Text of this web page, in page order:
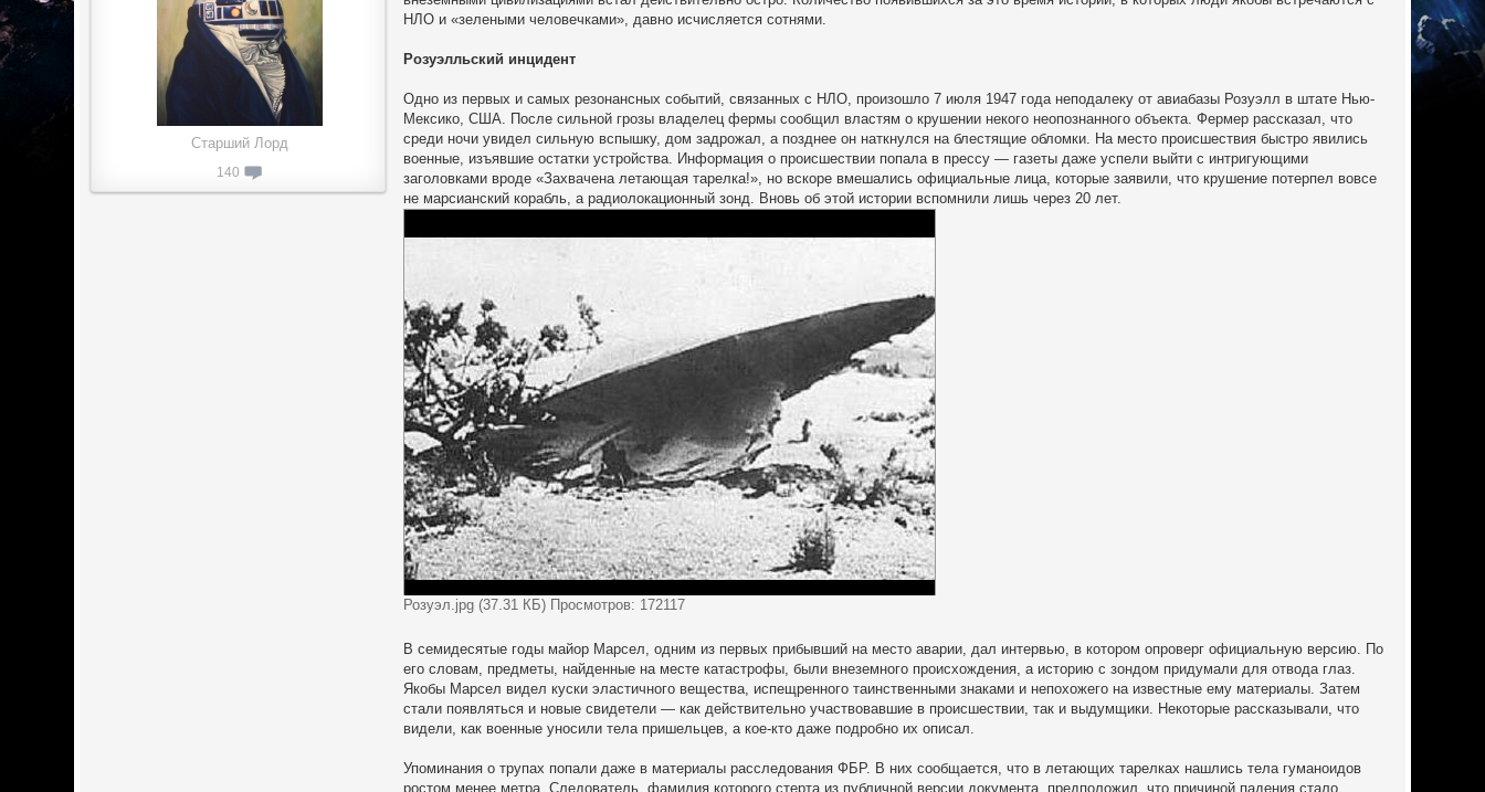
НЛО и «зелеными человечками», давно исчисляется сотнями.
Розуэлльский инцидент
Одно из первых и самых резонансных событий, связанных с НЛО, произошло 7 июля 1947 года неподалеку от авиабазы Розуэлл в штате Нью-
Мексико, США. После сильной грозы владелец фермы сообщил властям о крушении некого неопознанного объекта. Фермер рассказал, что
среди ночи увидел сильную вспышку, дом задрожал, а позднее он наткнулся на блестящие обломки. На место происшествия быстро явились
военные, изъявшие остатки устройства. Информация о происшествии попала в прессу — газеты даже успели выйти с интригующими
заголовками вроде «Захвачена летающая тарелка!», но вскоре вмешались официальные лица, которые заявили, что крушение потерпел вовсе
не марсианский корабль, а радиолокационный зонд. Вновь об этой истории вспомнили лишь через 20 лет.
Розуэл.jpg (37.31 КБ) Просмотров: 172117
В семидесятые годы майор Марсел, одним из первых прибывший на место аварии, дал интервью, в котором опроверг официальную версию. По
его словам, предметы, найденные на месте катастрофы, были внеземного происхождения, а историю с зондом придумали для отвода глаз.
Якобы Марсел видел куски эластичного вещества, испещренного таинственными знаками и непохожего на известные ему материалы. Затем
стали появляться и новые свидетели — как действительно участвовавшие в происшествии, так и выдумщики. Некоторые рассказывали, что
видели, как военные уносили тела пришельцев, а кое-кто даже подробно их описал.
Упоминания о трупах попали даже в материалы расследования ФБР. В них сообщается, что в летающих тарелках нашлись тела гуманоидов
ростом менее метра. Следователь, фамилия которого стерта из публичной версии документа, предположил, что причиной падения стало
Старший Лорд
140